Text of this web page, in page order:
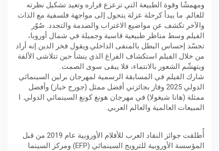
ومهمشًا وقوة الطبيعة التي تزعزع قراره وتعيد تشكيل نظرته
للعالم. ما يبدأ كرحلة عزلة يتحول إلى مواجهة فلسفية مع الذات
والآخر تكشف عن مواضيع الاغتراب والصدمة والتجدد. صُوّر
الفيلم وسط مناظر طبيعية قاسية وجميلة في شمال أوروبا،
تجسّد إحساس البطل بالمنفى الداخلي.ويقول فخر الدين إنه أراد
من خلال الفيلم استكشاف الفراغ الذي ينشأ حين تتلاشى الألفة
ويتهشّم الشعور بالانتماء، فلا يبقى سوى الصمت.
شارك الفيلم في المسابقة الرسمية لمهرجان برلين السينمائي
الدولي 2025 وفاز بجائزتي أفضل ممثل (جورج خباز) وأفضل
ممثلة (هانا شيغولا) في مهرجان هونغ كونغ السينمائي الدولي. ا
المبيعات العالمية والعالم العربي.
أُطلقت جوائز النقاد العرب للأفلام الأوروبية عام 2019 من قبل
المؤسسة الأوروبية للترويج السينمائي (EFP) ومركز السينما